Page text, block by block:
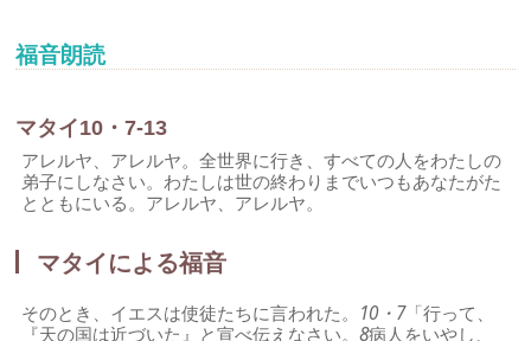
福音朗読
マタイ10・7-13
アレルヤ、アレルヤ。全世界に行き、すべての人をわたしの
弟子にしなさい。わたしは世の終わりまでいつもあなたがた
とともにいる。アレルヤ、アレルヤ。
マタイによる福音
そのとき、イエスは使徒たちに言われた。 10・7「行って、
『天の国は近づいた』と宣べ伝えなさい。8病人をいやし、